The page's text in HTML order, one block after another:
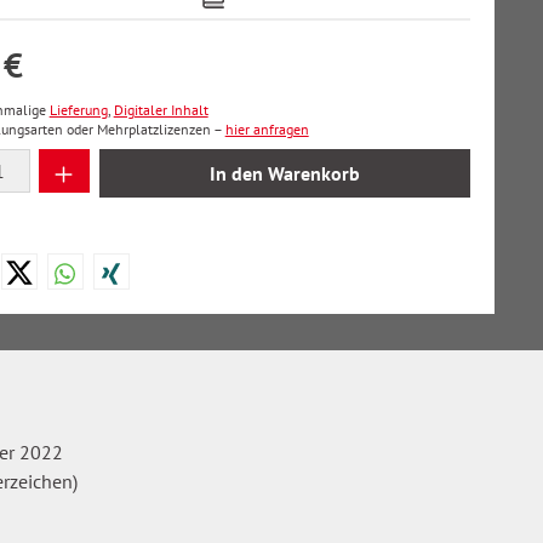
Lieferung, Digitaler Inhalt
oder Mehrplatzlizenzen – hier anfragen
Anzahl: Gib den gewünschten Wert ein
In den Warenkorb
2022